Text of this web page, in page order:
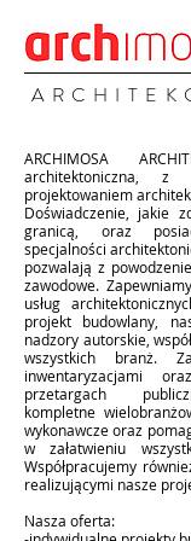
A R C H I T E K
ARCHIMOSA
architektoniczna,
projektowaniem
Doświadczenie, jakie
granicą, oraz
specjalności
pozwalają z
zawodowe.
usług
projekt budowlany,
nadzory autorskie,
wszystkich branż.
inwentaryzacjami
przetargach
kompletne
wykonawcze oraz
w załatwieniu
Współpracujemy
realizującymi nasze
Nasza oferta: